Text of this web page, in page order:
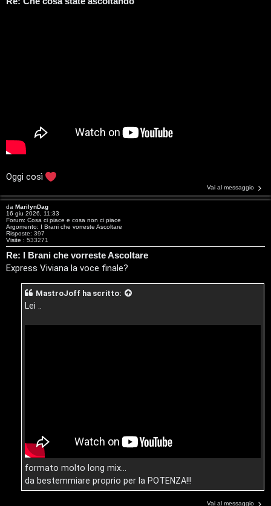
i
C
e
r
c
a
Oggi così
Vai al messaggio
da MarilynDag
16 giu 2026, 11:33
Forum: Cosa ci piace e cosa non ci piace
Argomento: I Brani che vorreste Ascoltare
Risposte: 397
Visite : 533271
Re: I Brani che vorreste Ascoltare
Express Viviana la voce finale?
MastroJoff ha scritto:
Lei ..
formato molto long mix...
da bestemmiare proprio per la POTENZA!!!
Vai al messaggio
C
D
/
V
i
n
i